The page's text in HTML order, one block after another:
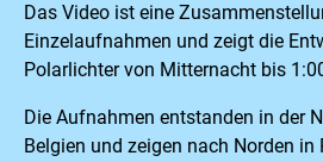
Das Video ist eine
Einzelaufnahmen und zeigt die
Polarlichter von Mitternacht bis
Die Aufnahmen entstanden in der
Belgien und zeigen nach Norden in